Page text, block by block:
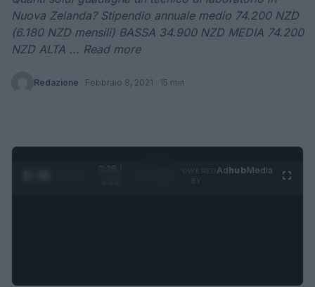
Nuova Zelanda? Stipendio annuale medio 74.200 NZD
(6.180 NZD mensili) BASSA 34.900 NZD MEDIA 74.200
NZD ALTA ... Read more
Redazione · Febbraio 8, 2021 · 15 min
0:29 /
AdhubMedia